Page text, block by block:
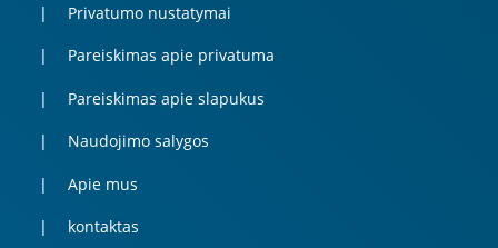
Privatumo nustatymai
Pareiskimas apie privatuma
Pareiskimas apie slapukus
Naudojimo salygos
Apie mus
kontaktas